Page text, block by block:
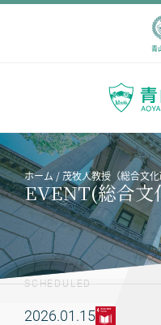
青
ホーム 茂牧人教授（総合文
EVENT(総合文
SCHEDULED
2026.01.15